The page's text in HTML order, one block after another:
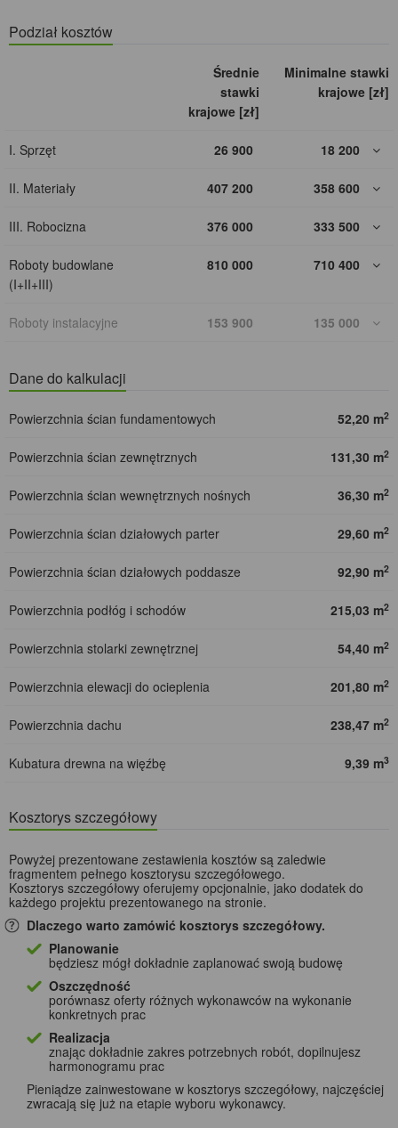
Podział kosztów
Średnie
stawki
krajowe [zł]
Minimalne stawki
krajowe [zł]
I. Sprzęt 26 900 18 200
II. Materiały 407 200 358 600
III. Robocizna 376 000 333 500
Roboty budowlane
(I+II+III)
810 000 710 400
Roboty instalacyjne 153 900 135 000
Dane do kalkulacji
Powierzchnia ścian fundamentowych 52,20 m2
Powierzchnia ścian zewnętrznych 131,30 m2
Powierzchnia ścian wewnętrznych nośnych 36,30 m2
Powierzchnia ścian działowych parter 29,60 m2
Powierzchnia ścian działowych poddasze 92,90 m2
Powierzchnia podłóg i schodów 215,03 m2
Powierzchnia stolarki zewnętrznej 54,40 m2
Powierzchnia elewacji do ocieplenia 201,80 m2
Powierzchnia dachu 238,47 m2
Kubatura drewna na więźbę 9,39 m3
Kosztorys szczegółowy
Powyżej prezentowane zestawienia kosztów są zaledwie
fragmentem pełnego kosztorysu szczegółowego.
Kosztorys szczegółowy oferujemy opcjonalnie, jako dodatek do
każdego projektu prezentowanego na stronie.
Dlaczego warto zamówić kosztorys szczegółowy.
Planowanie
będziesz mógł dokładnie zaplanować swoją budowę
Oszczędność
porównasz oferty różnych wykonawców na wykonanie
konkretnych prac
Realizacja
znając dokładnie zakres potrzebnych robót, dopilnujesz
harmonogramu prac
Pieniądze zainwestowane w kosztorys szczegółowy, najczęściej
zwracają się już na etapie wyboru wykonawcy.